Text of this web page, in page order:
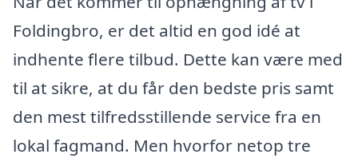
Foldingbro, er det altid en god idé at
indhente flere tilbud. Dette kan være med
til at sikre, at du får den bedste pris samt
den mest tilfredsstillende service fra en
lokal fagmand. Men hvorfor netop tre